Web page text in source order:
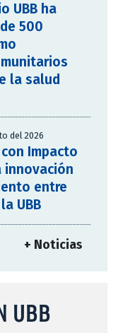
UBB ha
500
la salud
del 2026
Impacto
innovación
entre
UBB
+ Noticias
UBB